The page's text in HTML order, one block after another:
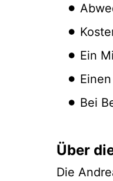
Ein
Bei
Über
Die